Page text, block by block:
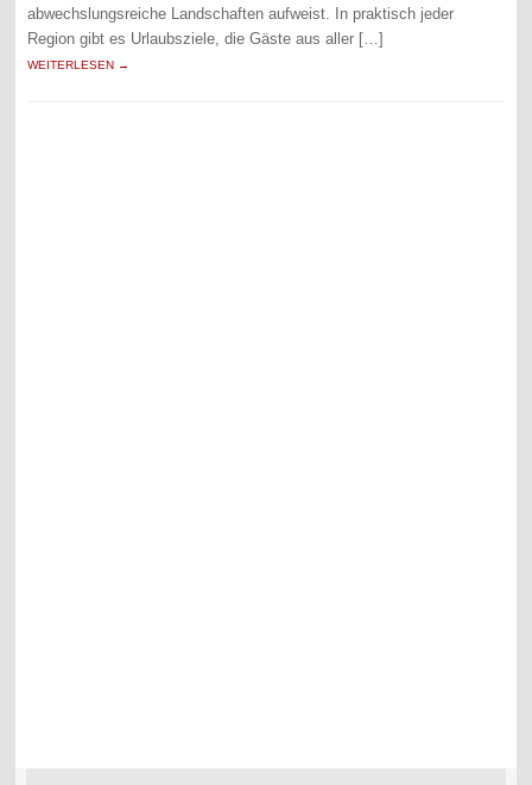
abwechslungsreiche Landschaften aufweist. In praktisch jeder
Region gibt es Urlaubsziele, die Gäste aus aller […]
WEITERLESEN →